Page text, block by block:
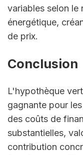
variables selon le
énergétique,
de prix.
Conclusion
L'hypothèque
gagnante pour
des coûts de
substantielles,
contribution